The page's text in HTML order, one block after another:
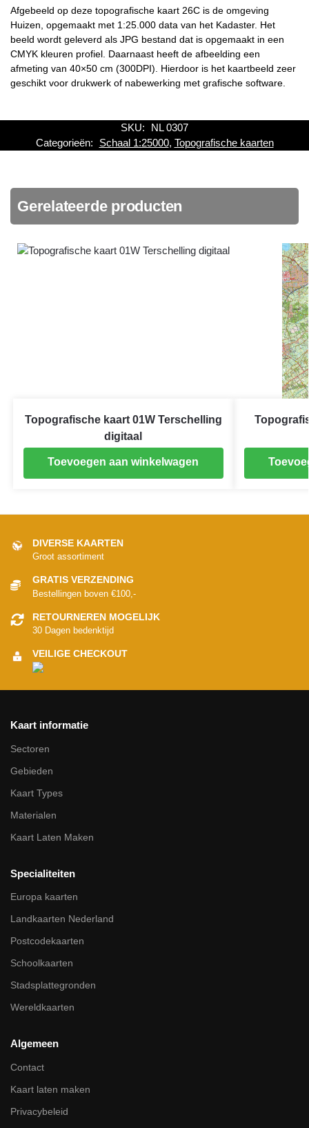
Afgebeeld op deze topografische kaart 26C is de omgeving
Huizen, opgemaakt met 1:25.000 data van het Kadaster. Het
beeld wordt geleverd als JPG bestand dat is opgemaakt in een
CMYK kleuren profiel. Daarnaast heeft de afbeelding een
afmeting van 40×50 cm (300DPI). Hierdoor is het kaartbeeld zeer
geschikt voor drukwerk of nabewerking met grafische software.
SKU:
NL 0307
Categorieën:
Schaal 1:25000, Topografische kaarten
Gerelateerde producten
Topografische kaart 01W Terschelling
digitaal
Toevoegen aan winkelwagen
DIVERSE KAARTEN
Groot assortiment
GRATIS VERZENDING
Bestellingen boven €100,-
RETOURNEREN MOGELIJK
30 Dagen bedenktijd
VEILIGE CHECKOUT
Kaart informatie
Sectoren
Gebieden
Kaart Types
Materialen
Kaart Laten Maken
Specialiteiten
Europa kaarten
Landkaarten Nederland
Postcodekaarten
Schoolkaarten
Stadsplattegronden
Wereldkaarten
Algemeen
Contact
Kaart laten maken
Privacybeleid